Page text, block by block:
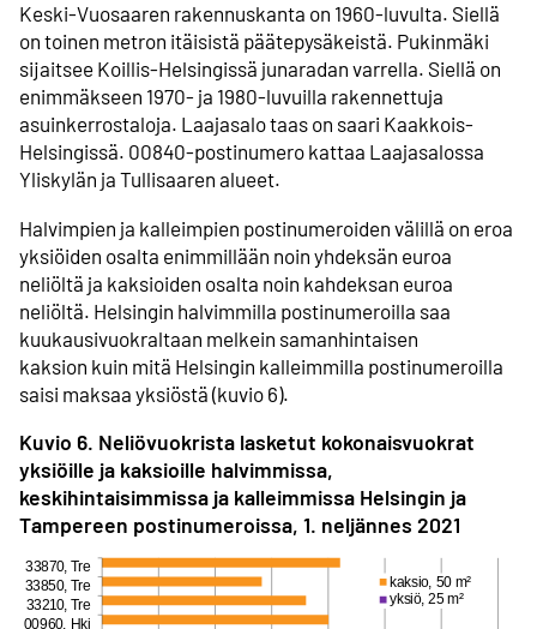
Keski-Vuosaaren rakennuskanta on 1960-luvulta. Siellä
on toinen metron itäisistä päätepysäkeistä. Pukinmäki
sijaitsee Koillis-Helsingissä junaradan varrella. Siellä on
enimmäkseen 1970- ja 1980-luvuilla rakennettuja
asuinkerrostaloja. Laajasalo taas on saari Kaakkois-
Helsingissä. 00840-postinumero kattaa Laajasalossa
Yliskylän ja Tullisaaren alueet.
Halvimpien ja kalleimpien postinumeroiden välillä on eroa
yksiöiden osalta enimmillään noin yhdeksän euroa
neliöltä ja kaksioiden osalta noin kahdeksan euroa
neliöltä. Helsingin halvimmilla postinumeroilla saa
kuukausivuokraltaan melkein samanhintaisen
kaksion kuin mitä Helsingin kalleimmilla postinumeroilla
saisi maksaa yksiöstä (kuvio 6).
Kuvio 6. Neliövuokrista lasketut kokonaisvuokrat
yksiöille ja kaksioille halvimmissa,
keskihintaisimmissa ja kalleimmissa Helsingin ja
Tampereen postinumeroissa, 1. neljännes 2021